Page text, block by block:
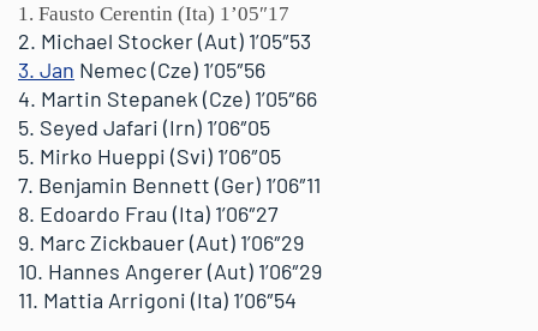
1. Fausto Cerentin (Ita) 1’05″17
2. Michael Stocker (Aut) 1’05″53
3. Jan Nemec (Cze) 1’05″56
4. Martin Stepanek (Cze) 1’05″66
5. Seyed Jafari (Irn) 1’06″05
5. Mirko Hueppi (Svi) 1’06″05
7. Benjamin Bennett (Ger) 1’06″11
8. Edoardo Frau (Ita) 1’06″27
9. Marc Zickbauer (Aut) 1’06″29
10. Hannes Angerer (Aut) 1’06″29
11. Mattia Arrigoni (Ita) 1’06″54